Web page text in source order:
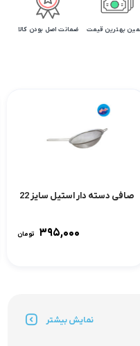
بهترین قیمت ضمانت اصل بودن کالا
صافی دسته دار استیل سایز 22
۳۹۵,۰۰۰ تومان
نمایش بیشتر